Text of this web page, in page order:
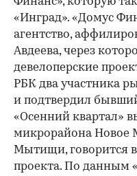
«Инград». «Домус
агентство,
Авдеева, через
девелоперские
РБК два участника
и подтвердил
«Осенний квартал»
микрорайона Новое
Мытищи, говорится
проекта. По данным